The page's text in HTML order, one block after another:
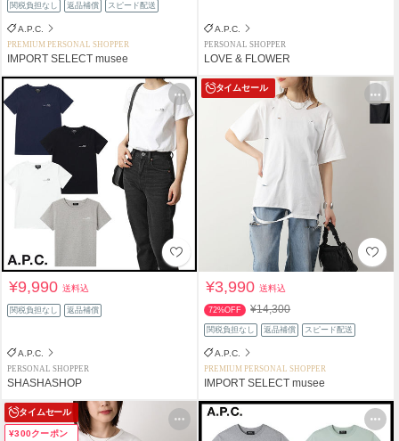
関税負担なし 返品補償 スピード配送
A.P.C.
PREMIUM PERSONAL SHOPPER
IMPORT SELECT musee
A.P.C.
PERSONAL SHOPPER
LOVE & FLOWER
¥9,990送料込
関税負担なし 返品補償
A.P.C.
PERSONAL SHOPPER
SHASHASHOP
タイムセール
¥3,990送料込
72%OFF ¥14,300
関税負担なし 返品補償 スピード配送
A.P.C.
PREMIUM PERSONAL SHOPPER
IMPORT SELECT musee
タイムセール
¥300クーポン